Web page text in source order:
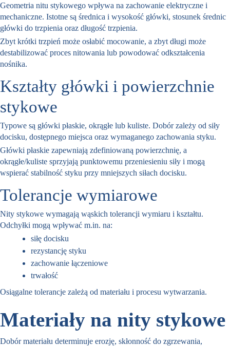
Geometria nitu stykowego wpływa na zachowanie elektryczne i
mechaniczne. Istotne są średnica i wysokość główki, stosunek średnic
główki do trzpienia oraz długość trzpienia.
Zbyt krótki trzpień może osłabić mocowanie, a zbyt długi może
destabilizować proces nitowania lub powodować odkształcenia
nośnika.
Kształty główki i powierzchnie
stykowe
Typowe są główki płaskie, okrągłe lub kuliste. Dobór zależy od siły
docisku, dostępnego miejsca oraz wymaganego zachowania styku.
Główki płaskie zapewniają zdefiniowaną powierzchnię, a
okrągłe/kuliste sprzyjają punktowemu przeniesieniu siły i mogą
wspierać stabilność styku przy mniejszych siłach docisku.
Tolerancje wymiarowe
Nity stykowe wymagają wąskich tolerancji wymiaru i kształtu.
Odchyłki mogą wpływać m.in. na:
siłę docisku
rezystancję styku
zachowanie łączeniowe
trwałość
Osiągalne tolerancje zależą od materiału i procesu wytwarzania.
Materiały na nity stykowe
Dobór materiału determinuje erozję, skłonność do zgrzewania,